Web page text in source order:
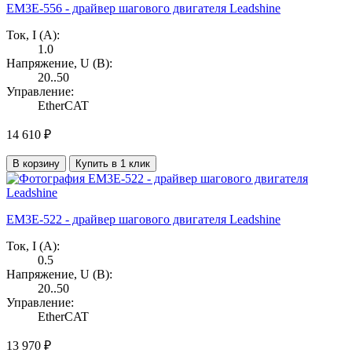
EM3E-556 - драйвер шагового двигателя Leadshine
Ток, I (А):
1.0
Напряжение, U (В):
20..50
Управление:
EtherCAT
14 610 ₽
В корзину Купить в 1 клик
EM3E-522 - драйвер шагового двигателя Leadshine
Ток, I (А):
0.5
Напряжение, U (В):
20..50
Управление:
EtherCAT
13 970 ₽